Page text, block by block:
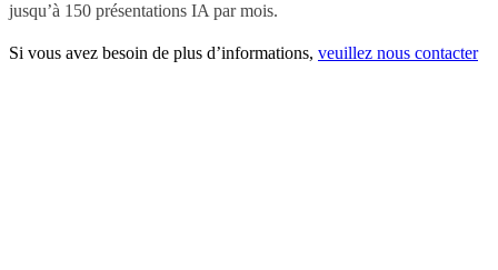
jusqu’à 150 présentations IA par mois.
Si vous avez besoin de plus d’informations, veuillez nous contacter